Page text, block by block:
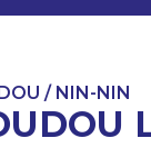
/ NIN-NIN